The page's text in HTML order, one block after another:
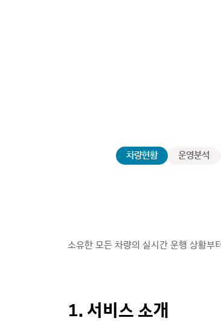
차량현황 운영분석
소유한 모든 차량의 실시간 운행 상황부
1. 서비스 소개